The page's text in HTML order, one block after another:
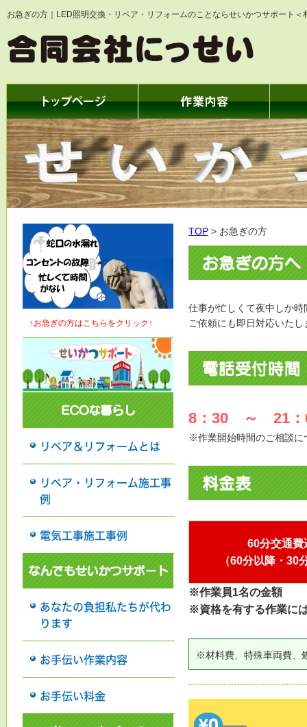
お急ぎの方｜LED照明交換・リペア・リフォームのことならせいかつサポート＜
↑お急ぎの方はこちらをクリック↑
リペア＆リフォームとは
リペア・リフォーム施工事
例
電気工事施工事例
あなたの負担私たちが代わ
ります
お手伝い作業内容
お手伝い料金
TOP お急ぎの方
仕事が忙しくて夜中しか
ご依頼にも即日対応いたし
8：30 ～ 21
※作業開始時間のご相談に
60分交通費
（60分以降・30
※作業員1名の金額
※資格を有する作業に
※材料費、特殊車両費、